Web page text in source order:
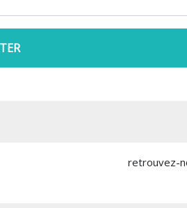
retrouvez-